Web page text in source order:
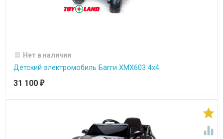
Нет в наличии
Детский электромобиль Багги ХМХ603 4х4
31 100 ₽

